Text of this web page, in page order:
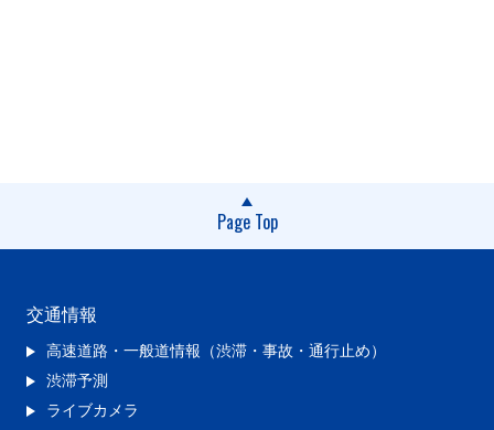
Page Top
交通情報
高速道路・一般道情報（渋滞・事故・通行止め）
渋滞予測
ライブカメラ